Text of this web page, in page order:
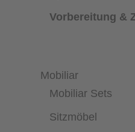
Vorbereitung &
Mobiliar
Mobiliar Sets
Sitzmöbel